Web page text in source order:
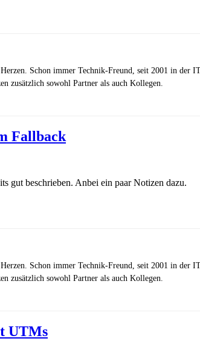
Schon immer Technik-Freund, seit 2001 in der
zusätzlich sowohl Partner als auch Kollegen.
Fallback
gut beschrieben. Anbei ein paar Notizen dazu.
Schon immer Technik-Freund, seit 2001 in der
zusätzlich sowohl Partner als auch Kollegen.
UTMs